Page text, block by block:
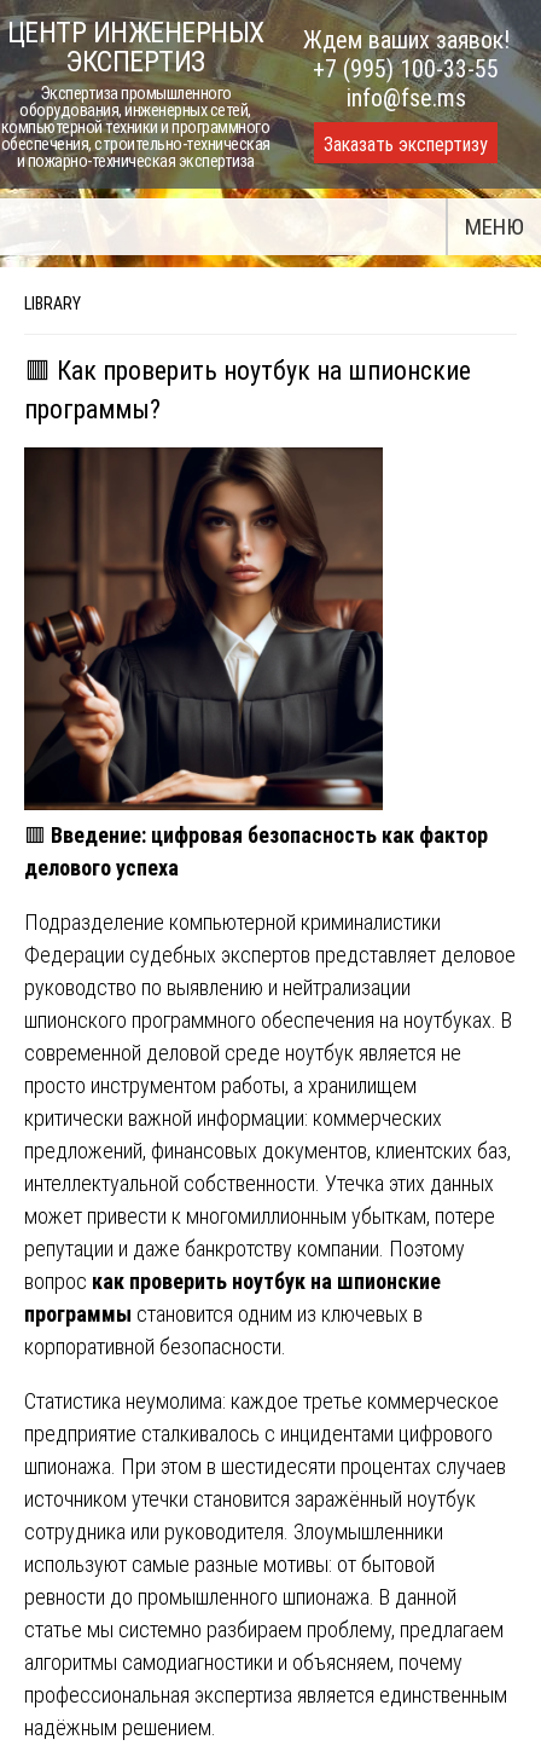
Skip
to
content
ЦЕНТР ИНЖЕНЕРНЫХ
ЭКСПЕРТИЗ
Экспертиза промышленного
оборудования, инженерных сетей,
компьютерной техники и программного
обеспечения, строительно-техническая
и пожарно-техническая экспертиза
Ждем ваших заявок!
+7 (995) 100-33-55
info@fse.ms
Заказать экспертизу
МЕНЮ
LIBRARY
🟥 Как проверить ноутбук на шпионские
программы?
🟥 Введение: цифровая безопасность как фактор
делового успеха
Подразделение компьютерной криминалистики
Федерации судебных экспертов представляет деловое
руководство по выявлению и нейтрализации
шпионского программного обеспечения на ноутбуках. В
современной деловой среде ноутбук является не
просто инструментом работы, а хранилищем
критически важной информации: коммерческих
предложений, финансовых документов, клиентских баз,
интеллектуальной собственности. Утечка этих данных
может привести к многомиллионным убыткам, потере
репутации и даже банкротству компании. Поэтому
вопрос как проверить ноутбук на шпионские
программы становится одним из ключевых в
корпоративной безопасности.
Статистика неумолима: каждое третье коммерческое
предприятие сталкивалось с инцидентами цифрового
шпионажа. При этом в шестидесяти процентах случаев
источником утечки становится заражённый ноутбук
сотрудника или руководителя. Злоумышленники
используют самые разные мотивы: от бытовой
ревности до промышленного шпионажа. В данной
статье мы системно разбираем проблему, предлагаем
алгоритмы самодиагностики и объясняем, почему
профессиональная экспертиза является единственным
надёжным решением.